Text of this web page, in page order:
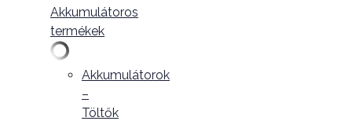
Akkumulátoros
termékek
Akkumulátorok
–
Töltők